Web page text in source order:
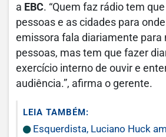
a EBC. “Quem faz rádio tem
pessoas e as cidades para
emissora fala diariamente para
pessoas, mas tem que fazer
exercício interno de ouvir e
audiência.”, afirma o gerente.
LEIA TAMBÉM:
Esquerdista, Luciano Huck